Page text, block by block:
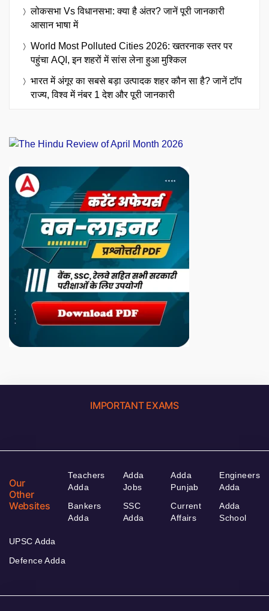
लोकसभा Vs विधानसभा: क्या है अंतर? जानें पूरी जानकारी
आसान भाषा में
World Most Polluted Cities 2026: खतरनाक स्तर पर
पहुंचा AQI, इन शहरों में सांस लेना हुआ मुश्किल
भारत में अंगूर का सबसे बड़ा उत्पादक शहर कौन सा है? जानें टॉप
राज्य, विश्व में नंबर 1 देश और पूरी जानकारी
IMPORTANT EXAMS
Our
Other
Websites
Teachers
Adda
Bankers
Adda
Adda
Jobs
SSC
Adda
Adda
Punjab
Current
Affairs
Engineers
Adda
Adda
School
UPSC Adda
Defence Adda